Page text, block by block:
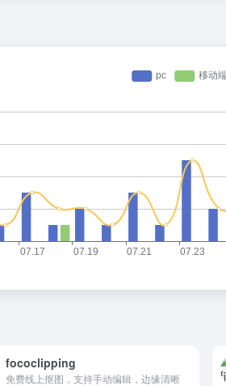
fococlipping
免费线上抠图，支持手动编辑，边缘清晰